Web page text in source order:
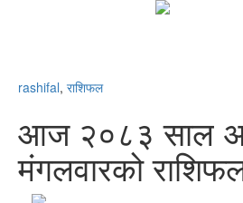
rashifal, राशिफल
आज २०८३ साल
मंगलवारको